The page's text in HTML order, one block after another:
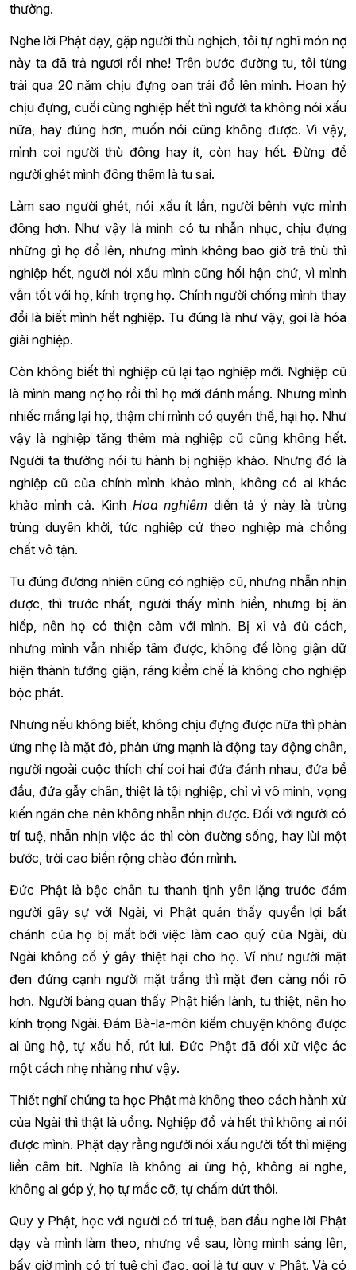
thường.
Nghe lời Phật dạy, gặp người thù nghịch, tôi tự nghĩ món nợ
này ta đã trả ngươi rồi nhe! Trên bước đường tu, tôi từng
trải qua 20 năm chịu đựng oan trái đổ lên mình. Hoan hỷ
chịu đựng, cuối cùng nghiệp hết thì người ta không nói xấu
nữa, hay đúng hơn, muốn nói cũng không được. Vì vậy,
mình coi người thù đông hay ít, còn hay hết. Đừng để
người ghét mình đông thêm là tu sai.
Làm sao người ghét, nói xấu ít lần, người bênh vực mình
đông hơn. Như vậy là mình có tu nhẫn nhục, chịu đựng
những gì họ đổ lên, nhưng mình không bao giờ trả thù thì
nghiệp hết, người nói xấu mình cũng hối hận chứ, vì mình
vẫn tốt với họ, kính trọng họ. Chính người chống mình thay
đổi là biết mình hết nghiệp. Tu đúng là như vậy, gọi là hóa
giải nghiệp.
Còn không biết thì nghiệp cũ lại tạo nghiệp mới. Nghiệp cũ
là mình mang nợ họ rồi thì họ mới đánh mắng. Nhưng mình
nhiếc mắng lại họ, thậm chí mình có quyền thế, hại họ. Như
vậy là nghiệp tăng thêm mà nghiệp cũ cũng không hết.
Người ta thường nói tu hành bị nghiệp khảo. Nhưng đó là
nghiệp cũ của chính mình khảo mình, không có ai khác
khảo mình cả. Kinh Hoa nghiêm diễn tả ý này là trùng
trùng duyên khởi, tức nghiệp cứ theo nghiệp mà chồng
chất vô tận.
Tu đúng đương nhiên cũng có nghiệp cũ, nhưng nhẫn nhịn
được, thì trước nhất, người thấy mình hiền, nhưng bị ăn
hiếp, nên họ có thiện cảm với mình. Bị xỉ vả đủ cách,
nhưng mình vẫn nhiếp tâm được, không để lòng giận dữ
hiện thành tướng giận, ráng kiềm chế là không cho nghiệp
bộc phát.
Nhưng nếu không biết, không chịu đựng được nữa thì phản
ứng nhẹ là mặt đỏ, phản ứng mạnh là động tay động chân,
người ngoài cuộc thích chí coi hai đứa đánh nhau, đứa bể
đầu, đứa gẫy chân, thiệt là tội nghiệp, chỉ vì vô minh, vọng
kiến ngăn che nên không nhẫn nhịn được. Đối với người có
trí tuệ, nhẫn nhịn việc ác thì còn đường sống, hay lùi một
bước, trời cao biển rộng chào đón mình.
Đức Phật là bậc chân tu thanh tịnh yên lặng trước đám
người gây sự với Ngài, vì Phật quán thấy quyền lợi bất
chánh của họ bị mất bởi việc làm cao quý của Ngài, dù
Ngài không cố ý gây thiệt hại cho họ. Ví như người mặt
đen đứng cạnh người mặt trắng thì mặt đen càng nổi rõ
hơn. Người bàng quan thấy Phật hiền lành, tu thiệt, nên họ
kính trọng Ngài. Đám Bà-la-môn kiếm chuyện không được
ai ủng hộ, tự xấu hổ, rút lui. Đức Phật đã đối xử việc ác
một cách nhẹ nhàng như vậy.
Thiết nghĩ chúng ta học Phật mà không theo cách hành xử
của Ngài thì thật là uổng. Nghiệp đổ và hết thì không ai nói
được mình. Phật dạy rằng người nói xấu người tốt thì miệng
liền câm bít. Nghĩa là không ai ủng hộ, không ai nghe,
không ai góp ý, họ tự mắc cỡ, tự chấm dứt thôi.
Quy y Phật, học với người có trí tuệ, ban đầu nghe lời Phật
dạy và mình làm theo, nhưng về sau, lòng mình sáng lên,
bấy giờ mình có trí tuệ chỉ đạo, gọi là tự quy y Phật. Và có